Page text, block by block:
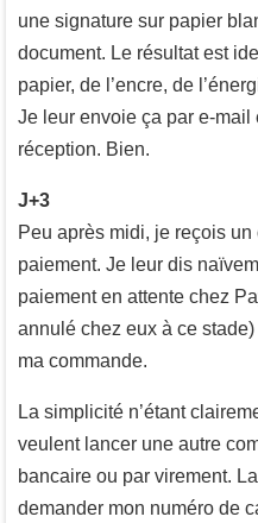
une signature sur papier
document. Le résultat est
papier, de l’encre, de
Je leur envoie ça par e-mail
réception. Bien.
J+3
Peu après midi, je reçois
paiement. Je leur dis
paiement en attente chez
annulé chez eux à ce stade)
ma commande.
La simplicité n’étant
veulent lancer une autre
bancaire ou par virement.
demander mon numéro de